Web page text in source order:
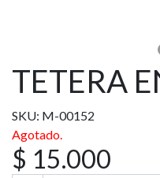
TETERA
SKU: M-00152
Agotado.
$ 15.000